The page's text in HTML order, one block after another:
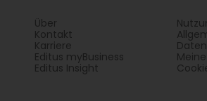
Über
Kontakt
Karriere
Editus myBusiness
Editus Insight